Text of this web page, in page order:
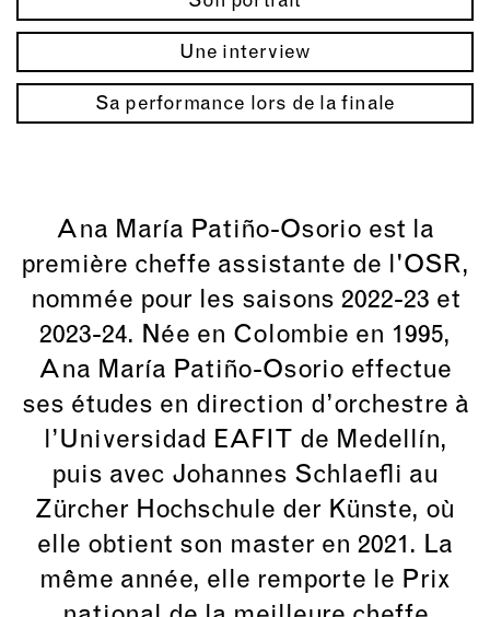
Une interview
Sa performance lors de la finale
Ana María Patiño-Osorio est la
première cheffe assistante de l'OSR,
nommée pour les saisons 2022-23 et
2023-24. Née en Colombie en 1995,
Ana María Patiño-Osorio effectue
ses études en direction d’orchestre à
l’Universidad EAFIT de Medellín,
puis avec Johannes Schlaefli au
Zürcher Hochschule der Künste, où
elle obtient son master en 2021. La
même année, elle remporte le Prix